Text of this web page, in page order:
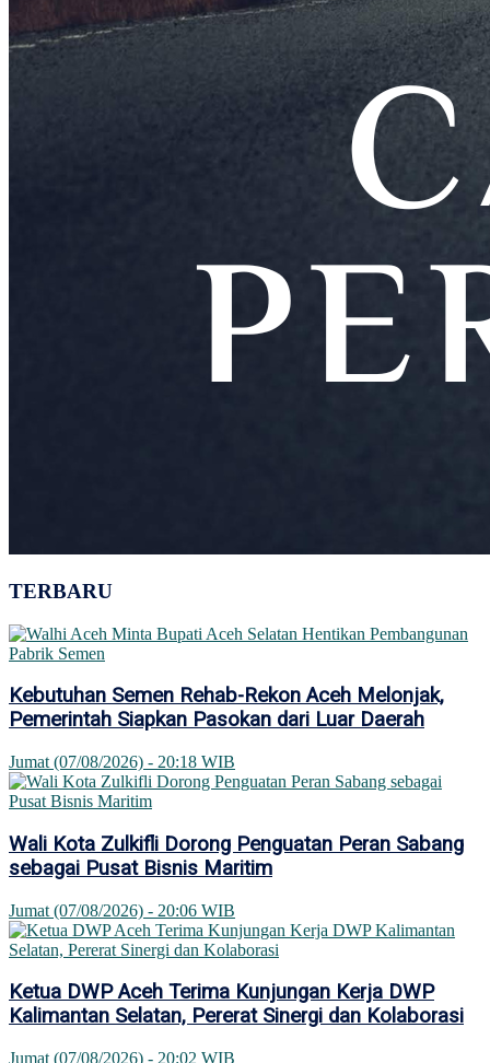
TERBARU
Kebutuhan Semen Rehab-Rekon Aceh Melonjak,
Pemerintah Siapkan Pasokan dari Luar Daerah
Jumat (07/08/2026) - 20:18 WIB
Wali Kota Zulkifli Dorong Penguatan Peran Sabang
sebagai Pusat Bisnis Maritim
Jumat (07/08/2026) - 20:06 WIB
Ketua DWP Aceh Terima Kunjungan Kerja DWP
Kalimantan Selatan, Pererat Sinergi dan Kolaborasi
Jumat (07/08/2026) - 20:02 WIB